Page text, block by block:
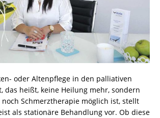
oder Altenpflege in den palliativen
das heißt, keine Heilung mehr, sondern
Schmerztherapie möglich ist, stellt
als stationäre Behandlung vor. Ob diese